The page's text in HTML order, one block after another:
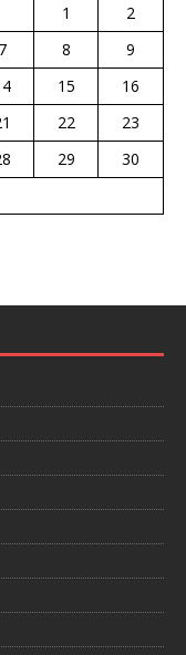
1
2
7 8
9
15
16
22
23
29
30